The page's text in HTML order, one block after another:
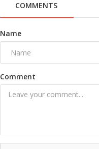
COMMENTS
Name
Comment